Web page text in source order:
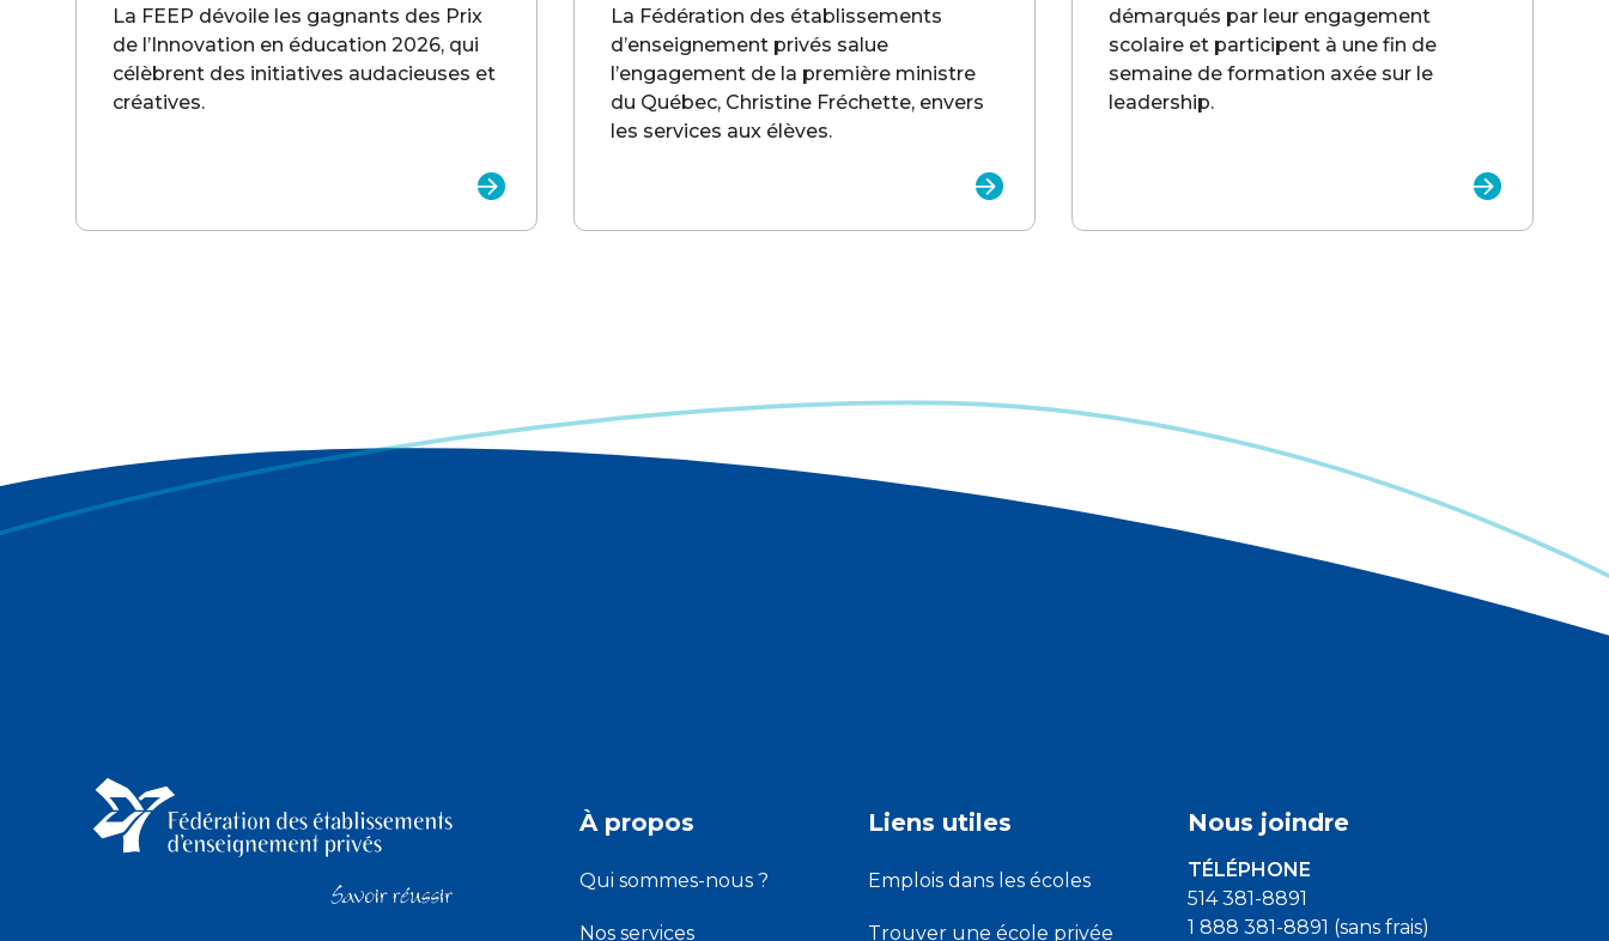
La FEEP dévoile les gagnants des Prix
de l’Innovation en éducation 2026, qui
célèbrent des initiatives audacieuses et
créatives.
La Fédération des établissements
d’enseignement privés salue
l’engagement de la première ministre
du Québec, Christine Fréchette, envers
les services aux élèves.
démarqués par leur engagement
scolaire et participent à une fin de
semaine de formation axée sur le
leadership.
À propos
Qui sommes-nous ?
Nos services
Liens utiles
Emplois dans les écoles
Trouver une école privée
Nous joindre
TÉLÉPHONE
514 381-8891
1 888 381-8891 (sans frais)